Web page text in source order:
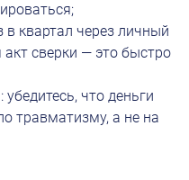
квартал через личный
сверки — это быстро
что деньги
травматизму, а не на